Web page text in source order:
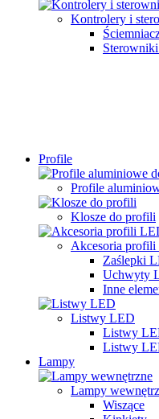
Kontrolery i
Profile
Profile
Klosze do profili
Akcesoria
Zaślepki
Uchwyty
Inne
Listwy LED
Listwy
Listwy
Lampy
Lampy
Wiszące